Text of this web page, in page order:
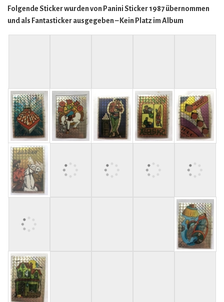
Folgende Sticker wurden von Panini Sticker 1987 übernommen
und als Fantasticker ausgegeben – Kein Platz im Album